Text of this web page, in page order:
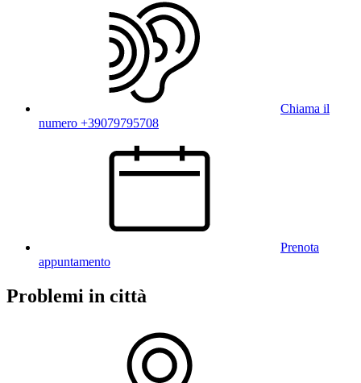
Chiama il
numero +39079795708
Prenota
appuntamento
Problemi in città